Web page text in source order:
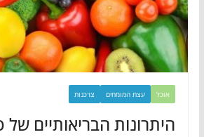
אוכל עצת המומחים צרכנות
היתרונות הבריאותיים של